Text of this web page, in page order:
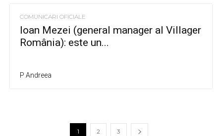
COMUNICARI OFICIALE
Ioan Mezei (general manager al Villager
România): este un...
P Andreea
1 2 3